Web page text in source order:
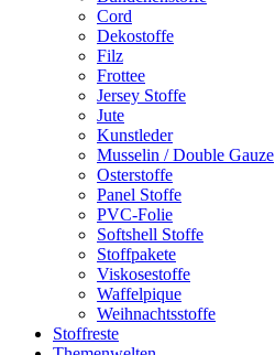
Cord
Dekostoffe
Filz
Frottee
Jersey Stoffe
Jute
Kunstleder
Musselin / Double Gauze
Osterstoffe
Panel Stoffe
PVC-Folie
Softshell Stoffe
Stoffpakete
Viskosestoffe
Waffelpique
Weihnachtsstoffe
Stoffreste